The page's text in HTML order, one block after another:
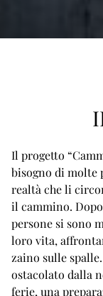
Il progetto
bisogno di molte
realtà che li
il cammino.
persone si sono
loro vita,
zaino sulle
ostacolato dalla
ferie, una